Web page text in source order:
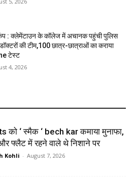
: क्लेमेंटाउन के कॉलेज में अचानक पहुंची पुलिस
की टीम,100 छात्र-छात्राओं का कराया
टेस्ट
4, 2026
‘ स्मैक ‘ bech kar कमाया मुनाफा,
फ्लैट में रहने वाले थे निशाने पर
Kohli - August 7, 2026